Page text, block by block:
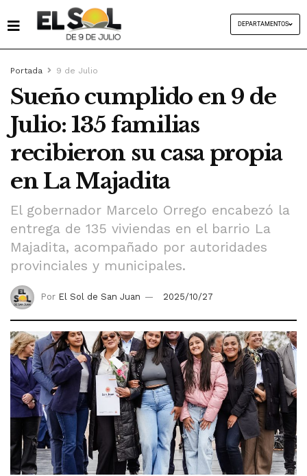
DEPARTAMENTOS
Portada 9 de Julio
Sueño cumplido en 9 de
Julio: 135 familias
recibieron su casa propia
en La Majadita
El gobernador Marcelo Orrego encabezó la
entrega de 135 viviendas en el barrio La
Majadita, acompañado por autoridades
provinciales y municipales.
Por El Sol de San Juan 2025/10/27